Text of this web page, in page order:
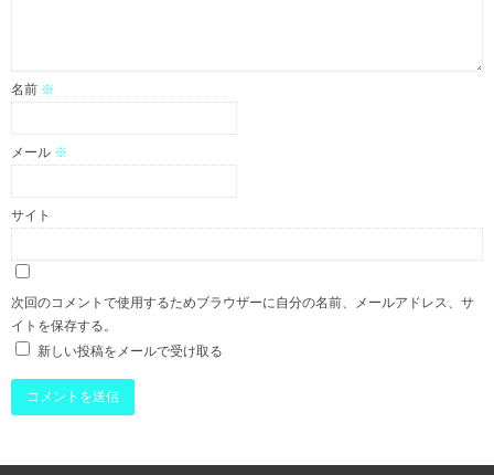
名前 ※
メール ※
サイト
次回のコメントで使用するためブラウザーに自分の名前、メールアドレス、サ
イトを保存する。
新しい投稿をメールで受け取る